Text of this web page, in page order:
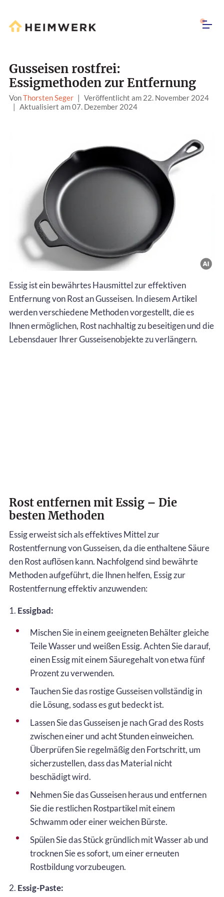
Gusseisen rostfrei:
Essigmethoden zur Entfernung
VonThorsten Seger | Veröffentlicht am 22. November 2024
| Aktualisiert am 07. Dezember 2024
Essig ist ein bewährtes Hausmittel zur effektiven
Entfernung von Rost an Gusseisen. In diesem Artikel
werden verschiedene Methoden vorgestellt, die es
Ihnen ermöglichen, Rost nachhaltig zu beseitigen und die
Lebensdauer Ihrer Gusseisenobjekte zu verlängern.
Rost entfernen mit Essig – Die
besten Methoden
Essig erweist sich als effektives Mittel zur
Rostentfernung von Gusseisen, da die enthaltene Säure
den Rost auflösen kann. Nachfolgend sind bewährte
Methoden aufgeführt, die Ihnen helfen, Essig zur
Rostentfernung effektiv anzuwenden:
1. Essigbad:
Mischen Sie in einem geeigneten Behälter gleiche
Teile Wasser und weißen Essig. Achten Sie darauf,
einen Essig mit einem Säuregehalt von etwa fünf
Prozent zu verwenden.
Tauchen Sie das rostige Gusseisen vollständig in
die Lösung, sodass es gut bedeckt ist.
Lassen Sie das Gusseisen je nach Grad des Rosts
zwischen einer und acht Stunden einweichen.
Überprüfen Sie regelmäßig den Fortschritt, um
sicherzustellen, dass das Material nicht
beschädigt wird.
Nehmen Sie das Gusseisen heraus und entfernen
Sie die restlichen Rostpartikel mit einem
Schwamm oder einer weichen Bürste.
Spülen Sie das Stück gründlich mit Wasser ab und
trocknen Sie es sofort, um einer erneuten
Rostbildung vorzubeugen.
2. Essig-Paste: